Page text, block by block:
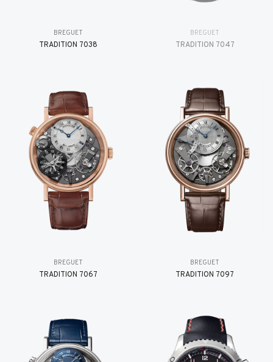
BREGUET
TRADITION 7038
BREGUET
TRADITION 7047
BREGUET
TRADITION 7067
BREGUET
TRADITION 7097